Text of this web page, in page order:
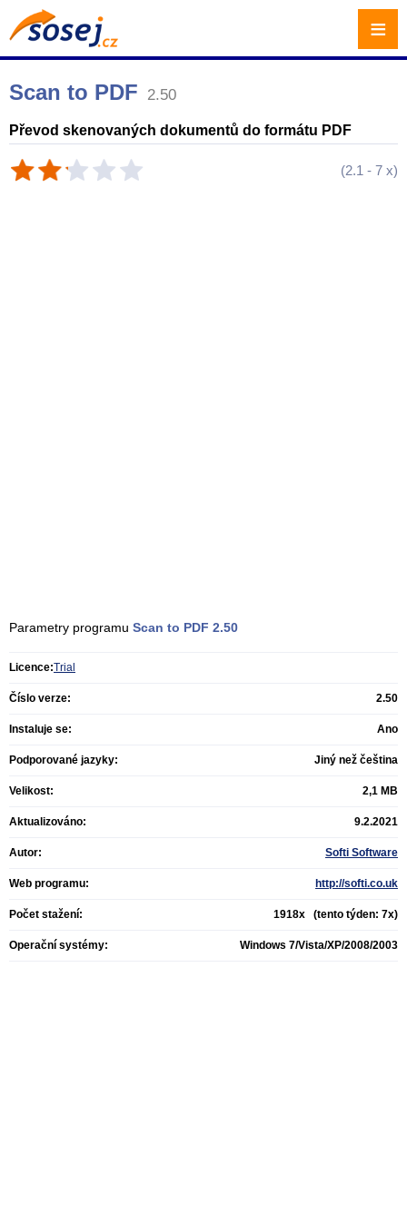
Scan to PDF 2.50
Převod skenovaných dokumentů do formátu PDF
(2.1 - 7 x)
Parametry programu Scan to PDF 2.50
Licence:Trial
Číslo verze: 2.50
Instaluje se: Ano
Podporované jazyky: Jiný než čeština
Velikost: 2,1 MB
Aktualizováno: 9.2.2021
Autor: Softi Software
Web programu: http://softi.co.uk
Počet stažení: 1918x (tento týden: 7x)
Operační systémy: Windows 7/Vista/XP/2008/2003
≡